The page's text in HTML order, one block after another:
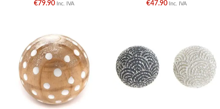
€79.90 Inc. IVA €47.90 Inc. IVA